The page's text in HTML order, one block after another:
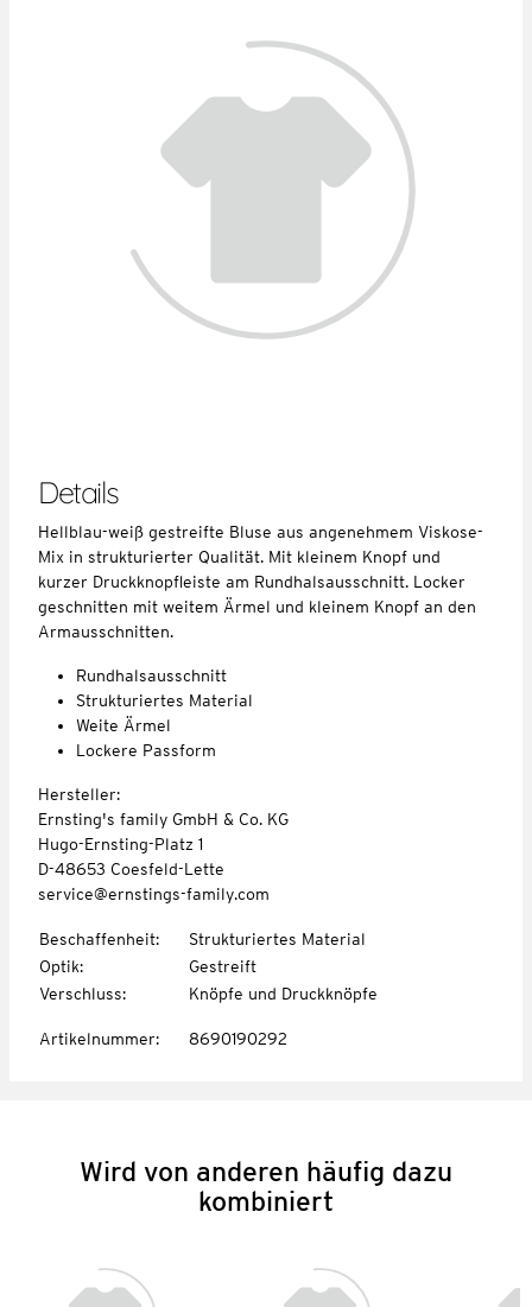
Details
Hellblau-weiß gestreifte Bluse aus angenehmem Viskose-
Mix in strukturierter Qualität. Mit kleinem Knopf und
kurzer Druckknopfleiste am Rundhalsausschnitt. Locker
geschnitten mit weitem Ärmel und kleinem Knopf an den
Armausschnitten.
Rundhalsausschnitt
Strukturiertes Material
Weite Ärmel
Lockere Passform
Hersteller:
Ernsting's family GmbH & Co. KG
Hugo-Ernsting-Platz 1
D-48653 Coesfeld-Lette
service@ernstings-family.com
Beschaffenheit:
Strukturiertes Material
Optik:
Gestreift
Verschluss: Knöpfe und Druckknöpfe
Artikelnummer: 8690190292
Wird von anderen häufig dazu
kombiniert